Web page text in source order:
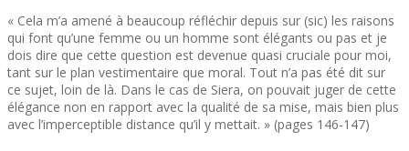
« Cela m’a amené à beaucoup réfléchir depuis sur (sic) les raisons
qui font qu’une femme ou un homme sont élégants ou pas et je
dois dire que cette question est devenue quasi cruciale pour moi,
tant sur le plan vestimentaire que moral. Tout n’a pas été dit sur
ce sujet, loin de là. Dans le cas de Siera, on pouvait juger de cette
élégance non en rapport avec la qualité de sa mise, mais bien plus
avec l’imperceptible distance qu’il y mettait. » (pages 146-147)